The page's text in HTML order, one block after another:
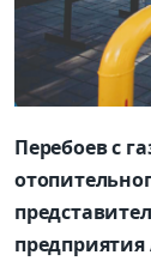
Перебоев с